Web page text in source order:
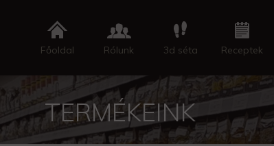
Főoldal Rólunk 3d séta Receptek
TERMÉKEINK